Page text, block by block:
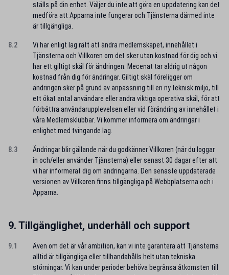
ställs på din enhet. Väljer du inte att göra en uppdatering kan det
medföra att Apparna inte fungerar och Tjänsterna därmed inte
är tillgängliga.
8.2
Vi har enligt lag rätt att ändra medlemskapet, innehållet i
Tjänsterna och Villkoren om det sker utan kostnad för dig och vi
har ett giltigt skäl för ändringen. Mecenat tar aldrig ut någon
kostnad från dig för ändringar. Giltigt skäl föreligger om
ändringen sker på grund av anpassning till en ny teknisk miljö, till
ett ökat antal användare eller andra viktiga operativa skäl, för att
förbättra användarupplevelsen eller vid förändring av innehållet i
våra Medlemsklubbar. Vi kommer informera om ändringar i
enlighet med tvingande lag.
8.3
Ändringar blir gällande när du godkänner Villkoren (när du loggar
in och/eller använder Tjänsterna) eller senast 30 dagar efter att
vi har informerat dig om ändringarna. Den senaste uppdaterade
versionen av Villkoren finns tillgängliga på Webbplatserna och i
Apparna.
9. Tillgänglighet, underhåll och support
9.1
Även om det är vår ambition, kan vi inte garantera att Tjänsterna
alltid är tillgängliga eller tillhandahålls helt utan tekniska
störningar. Vi kan under perioder behöva begränsa åtkomsten till